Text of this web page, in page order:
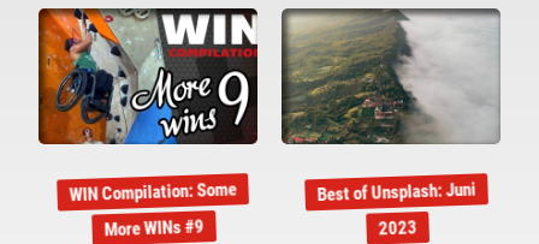
WIN Compilation: Some
More WINs #9
Best of Unsplash: Juni
2023